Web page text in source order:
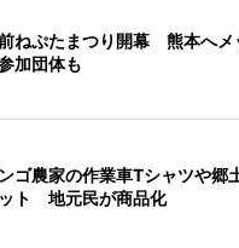
ねぷたまつり開幕 熊本へメ
加団体も
ゴ農家の作業車Tシャツや郷
ト 地元民が商品化